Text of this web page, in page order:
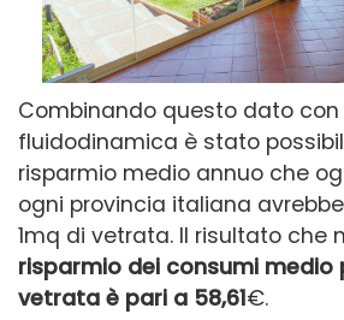
Combinando questo dato con
fluidodinamica è stato
risparmio medio annuo che
ogni provincia italiana
1mq di vetrata. Il risultato che
risparmio dei consumi medio
vetrata è pari a 58,61€.